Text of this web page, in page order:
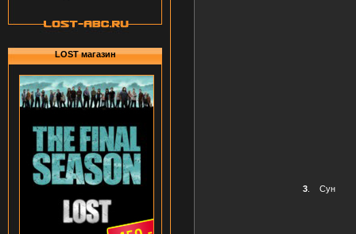
LOST магазин
3. Сун